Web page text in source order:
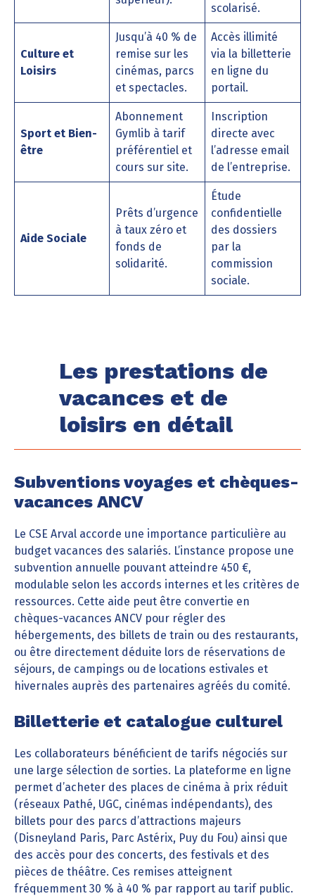
scolarisé.
Culture et
Loisirs
Jusqu’à 40 % de
remise sur les
cinémas, parcs
et spectacles.
Accès illimité
via la billetterie
en ligne du
portail.
Sport et Bien-
être
Abonnement
Gymlib à tarif
préférentiel et
cours sur site.
Inscription
directe avec
l’adresse email
de l’entreprise.
Aide Sociale
Prêts d’urgence
à taux zéro et
fonds de
solidarité.
Étude
confidentielle
des dossiers
par la
commission
sociale.
Les prestations de
vacances et de
loisirs en détail
Subventions voyages et chèques-
vacances ANCV
Le CSE Arval accorde une importance particulière au
budget vacances des salariés. L’instance propose une
subvention annuelle pouvant atteindre 450 €,
modulable selon les accords internes et les critères de
ressources. Cette aide peut être convertie en
chèques-vacances ANCV pour régler des
hébergements, des billets de train ou des restaurants,
ou être directement déduite lors de réservations de
séjours, de campings ou de locations estivales et
hivernales auprès des partenaires agréés du comité.
Billetterie et catalogue culturel
Les collaborateurs bénéficient de tarifs négociés sur
une large sélection de sorties. La plateforme en ligne
permet d’acheter des places de cinéma à prix réduit
(réseaux Pathé, UGC, cinémas indépendants), des
billets pour des parcs d’attractions majeurs
(Disneyland Paris, Parc Astérix, Puy du Fou) ainsi que
des accès pour des concerts, des festivals et des
pièces de théâtre. Ces remises atteignent
fréquemment 30 % à 40 % par rapport au tarif public.